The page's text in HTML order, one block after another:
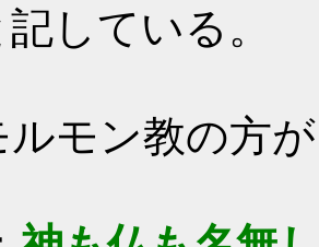
している。
ルモン教の方